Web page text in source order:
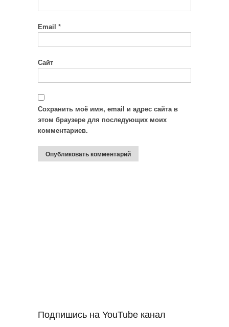
Email *
Сайт
Сохранить моё имя, email и адрес сайта в
этом браузере для последующих моих
комментариев.
Подпишись на YouTube канал